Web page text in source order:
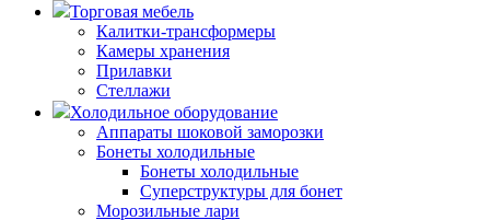
Торговая мебель
Калитки-трансформеры
Камеры хранения
Прилавки
Стеллажи
Холодильное оборудование
Аппараты шоковой заморозки
Бонеты холодильные
Бонеты холодильные
Суперструктуры для бонет
Морозильные лари